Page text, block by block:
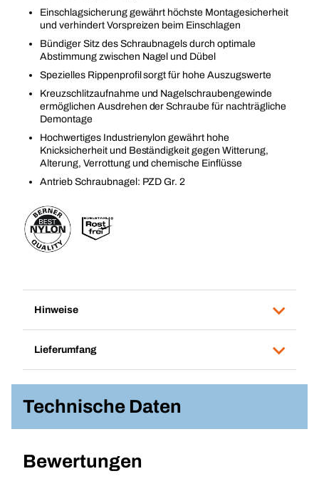
Einschlagsicherung gewährt höchste Montagesicherheit
und verhindert Vorspreizen beim Einschlagen
Bündiger Sitz des Schraubnagels durch optimale
Abstimmung zwischen Nagel und Dübel
Spezielles Rippenprofil sorgt für hohe Auszugswerte
Kreuzschlitzaufnahme und Nagelschraubengewinde
ermöglichen Ausdrehen der Schraube für nachträgliche
Demontage
Hochwertiges Industrienylon gewährt hohe
Knicksicherheit und Beständigkeit gegen Witterung,
Alterung, Verrottung und chemische Einflüsse
Antrieb Schraubnagel: PZD Gr. 2
Hinweise
Lieferumfang
Technische Daten
Bewertungen